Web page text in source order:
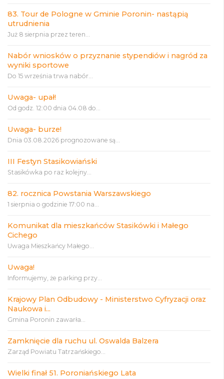
83. Tour de Pologne w Gminie Poronin- nastąpią
utrudnienia
Już 8 sierpnia przez teren...
Nabór wniosków o przyznanie stypendiów i nagród za
wyniki sportowe
Do 15 września trwa nabór...
Uwaga- upał!
Od godz. 12:00 dnia 04.08 do...
Uwaga- burze!
Dnia 03.08.2026 prognozowane są...
III Festyn Stasikowiański
Stasikówka po raz kolejny...
82. rocznica Powstania Warszawskiego
1 sierpnia o godzinie 17:00 na...
Komunikat dla mieszkańców Stasikówki i Małego
Cichego
Uwaga Mieszkańcy Małego...
Uwaga!
Informujemy, że parking przy...
Krajowy Plan Odbudowy - Ministerstwo Cyfryzacji oraz
Naukowa i...
Gmina Poronin zawarła...
Zamknięcie dla ruchu ul. Oswalda Balzera
Zarząd Powiatu Tatrzańskiego...
Wielki finał 51. Poroniańskiego Lata